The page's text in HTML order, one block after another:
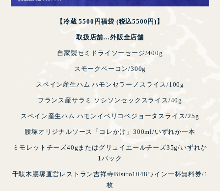
【冷蔵 5500円福袋 (税込5500円)】
取扱店舗…外販全店舗
自家製セミドライソーセージ/400g
スモークベーコン/300g
スペイン産生ハム ハモンセラーノスライス/100g
フランス産サラミ ソシソンセックスライス/40g
スペイン産生ハム ハモンイベリコベジョータスライス/25g
腰塚オリジナルソース「コレかけ」300ml/いずれか一本
ミモレットチーズ40gまたはグリュイエールチーズ35g/いずれか
1パック
千駄木腰塚直営レストラン吉祥寺Bistro1048ワイン一杯無料券/1
枚